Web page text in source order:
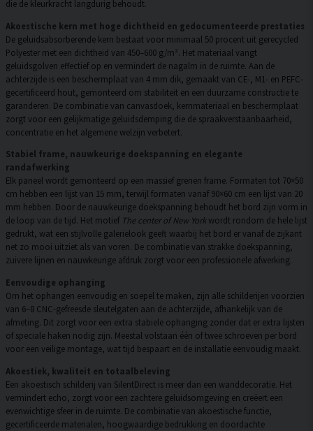
die de kleurkracht langdurig behoudt.
Akoestische kern met hoge dichtheid en gedocumenteerde prestaties
De geluidsabsorberende kern bestaat voor minimaal 50 procent uit gerecycled
Polyester met een dichtheid van 450–600 g/m². Het materiaal vangt
geluidsgolven effectief op en vermindert de nagalm in de ruimte. Aan de
achterzijde is een beschermplaat van 4 mm dik, gemaakt van CE-, M1- en PEFC-
gecertificeerd hout, gemonteerd om stabiliteit en een duurzame constructie te
garanderen. De combinatie van canvasdoek, kernmateriaal en beschermplaat
zorgt voor een gelijkmatige geluidsdemping die de spraakverstaanbaarheid,
concentratie en het algemene welzijn verbetert.
Stabiel frame, nauwkeurige doekspanning en elegante
randafwerking
Elk paneel wordt gemonteerd op een massief grenen frame. Formaten tot 70×50
cm hebben een lijst van 15 mm, terwijl formaten vanaf 90×60 cm een lijst van 20
mm hebben. Door de nauwkeurige doekspanning behoudt het bord zijn vorm in
de loop van de tijd. Het motief The center of New Yorkwordt rondom de hele lijst
gedrukt, wat een stijlvolle galerielook geeft waarbij het bord er vanaf de zijkant
net zo mooi uitziet als van voren. De combinatie van strakke doekspanning,
zuivere lijnen en nauwkeurige afdruk zorgt voor een professionele afwerking.
Eenvoudige ophanging
Om het ophangen eenvoudig en soepel te maken, zijn alle schilderijen voorzien
van 6–8 CNC-gefreesde sleutelgaten aan de achterzijde, afhankelijk van de
afmeting. Dit zorgt voor een extra stabiele ophanging zonder dat er extra lijsten
of speciale haken nodig zijn. Meestal volstaan één of twee schroeven per bord
voor een veilige montage, wat tijd bespaart en de installatie eenvoudig maakt.
Akoestiek, kwaliteit en totaalbeleving
Een akoestisch schilderij van SilentDirect is meer dan een wanddecoratie. Het
vermindert echo, zorgt voor een zachtere geluidsomgeving en creëert een
evenwichtige sfeer in de ruimte. De combinatie van akoestische functie,
gecertificeerde materialen, hoogwaardige bedrukking en doordachte